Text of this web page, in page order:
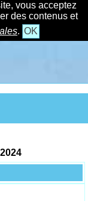
vous acceptez
des contenus et
. OK